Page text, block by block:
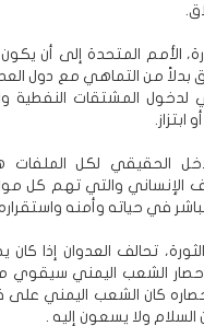
الأمم المتحدة إلى أن
بدلاً من التماهي مع دول
لدخول المشتقات النفطية
الحقيقي لكل الملفات
الإنساني والتي تهم كل
في حياته وأمنه
تحالف العدوان إذا
حصار الشعب اليمني
حصاره كان الشعب اليمني على
السلام ولا يسعون إليه .